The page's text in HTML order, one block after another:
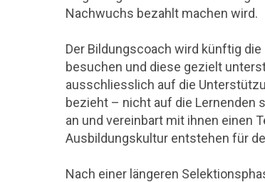
Nachwuchs bezahlt machen wird.
Der Bildungscoach wird künftig
besuchen und diese gezielt
ausschliesslich auf die
bezieht – nicht auf die Lernenden
an und vereinbart mit ihnen einen
Ausbildungskultur entstehen für
Nach einer längeren